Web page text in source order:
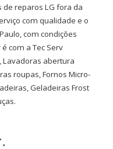
reparos LG fora da
com qualidade e o
com condições
com a Tec Serv
Lavadoras abertura
roupas, Fornos Micro-
Geladeiras Frost